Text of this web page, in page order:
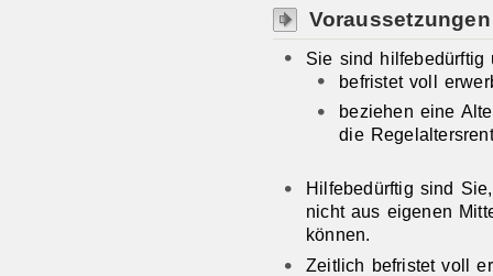
Voraussetzungen
Sie sind hilfebedürftig
befristet voll
beziehen eine
die
Hilfebedürftig sind
nicht aus eigenen
können.
Zeitlich befristet voll